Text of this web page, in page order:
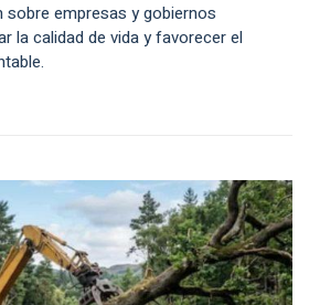
empresas y gobiernos
la calidad de vida y favorecer el